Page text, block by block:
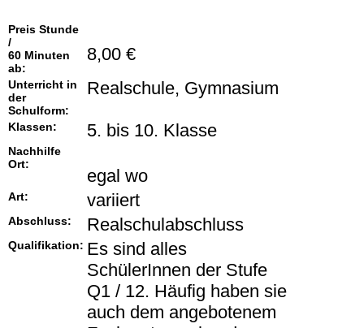
Preis Stunde
/
60 Minuten
ab:
8,00 €
Unterricht in
der
Schulform:
Realschule, Gymnasium
Klassen: 5. bis 10. Klasse
Nachhilfe
Ort:
egal wo
Art: variiert
Abschluss: Realschulabschluss
Qualifikation: Es sind alles
SchülerInnen der Stufe
Q1 / 12. Häufig haben sie
auch dem angebotenem